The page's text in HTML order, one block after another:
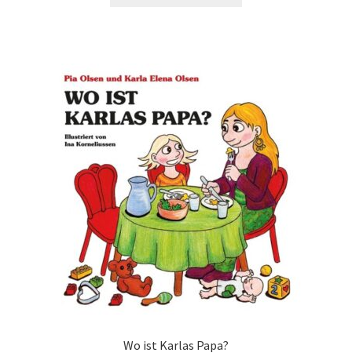
Wo ist Karlas Papa?